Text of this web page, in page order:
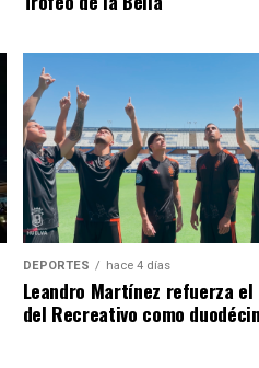
DEPORTES hace 4 días
Leandro Martínez refuerza el
del Recreativo como